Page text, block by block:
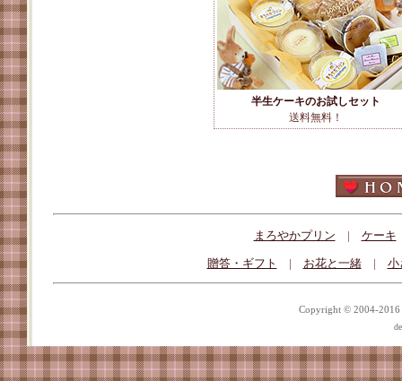
半生ケーキのお試しセット
送料無料！
まろやかプリン | ケーキ
贈答・ギフト | お花と一緒| 小
Copyright © 2004-2016